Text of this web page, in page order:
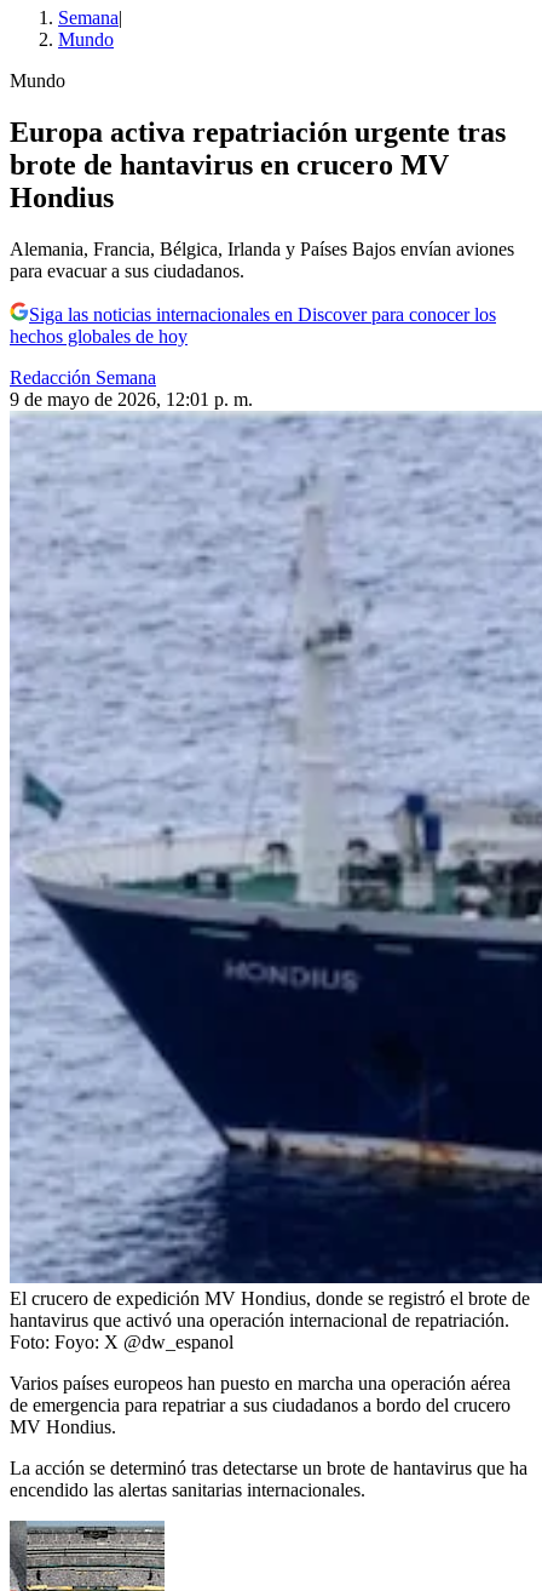
Semana|
Mundo
Mundo
Europa activa repatriación urgente tras
brote de hantavirus en crucero MV
Hondius
Alemania, Francia, Bélgica, Irlanda y Países Bajos envían aviones
para evacuar a sus ciudadanos.
Siga las noticias internacionales en Discover para conocer los
hechos globales de hoy
Redacción Semana
9 de mayo de 2026, 12:01 p. m.
El crucero de expedición MV Hondius, donde se registró el brote de
hantavirus que activó una operación internacional de repatriación.
Foto: Foyo: X @dw_espanol
Varios países europeos han puesto en marcha una operación aérea
de emergencia para repatriar a sus ciudadanos a bordo del crucero
MV Hondius.
La acción se determinó tras detectarse un brote de hantavirus que ha
encendido las alertas sanitarias internacionales.